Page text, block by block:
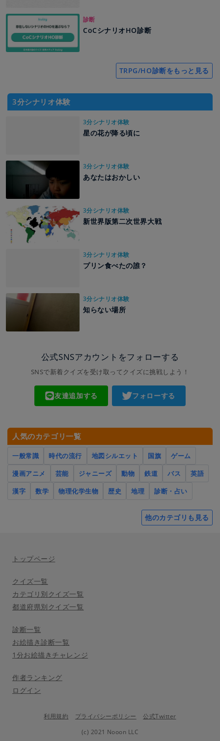
診断
CoCシナリオHO診断
TRPG/HO診断をもっと見る
3分シナリオ体験
3分シナリオ体験
星の花が降る頃に
3分シナリオ体験
あなたはおかしい
3分シナリオ体験
新世界版第二次世界大戦
3分シナリオ体験
プリン食べたの誰？
3分シナリオ体験
知らない場所
公式SNSアカウントをフォローする
SNSで新着クイズを受け取ってクイズに挑戦しよう！
友達追加する フォローする
人気のカテゴリ一覧
一般常識 時代の流行 地図シルエット 国旗
ゲーム
漫画アニメ
芸能 ジャニーズ 動物 鉄道 バス
英語
漢字
数学 物理化学生物 歴史 地理 診断・占い
他のカテゴリも見る
トップページ
クイズ一覧
カテゴリ別クイズ一覧
都道府県別クイズ一覧
診断一覧
お絵描き診断一覧
1分お絵描きチャレンジ
作者ランキング
ログイン
利用規約 プライバシーポリシー
公式Twitter
(c) 2021 Nooon LLC